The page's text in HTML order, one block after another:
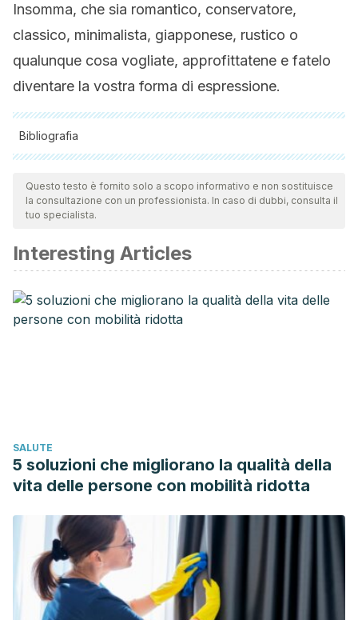
Insomma, che sia romantico, conservatore,
classico, minimalista, giapponese, rustico o
qualunque cosa vogliate, approfittatene e fatelo
diventare la vostra forma di espressione.
Bibliografia
Tutte le fonti citate sono state esaminate a fondo dal nostro
team per garantirne la qualità, l'affidabilità, l'attualità e la
validità. La bibliografia di questo articolo è stata considerata
Galloso M. El balcón: aprendiendo a leer la imagen. Rev
Rec y Soc. 2019; 13 (2): 225-239.
Morant R, Martín A. El lenguaje de los balcones. Signa: Rev
de la Asoc Esp de Sem. 2013; 22.
Questo testo è fornito solo a scopo informativo e non sostituisce
la consultazione con un professionista. In caso di dubbi, consulta il
tuo specialista.
Interesting Articles
SALUTE
5 soluzioni che migliorano la qualità della
vita delle persone con mobilità ridotta